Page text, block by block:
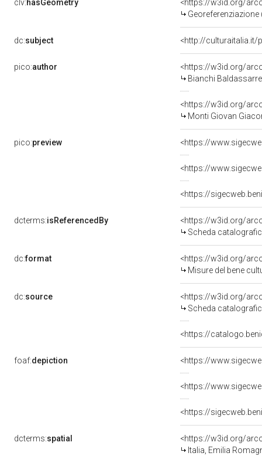
clv:hasGeometry
<https://w3id.org/
dc:subject <http://culturaitalia.it/
pico:author
<https://w3id.org/
Bianchi
<https://w3id.org/
Monti Giovan
pico:preview <https://
<https://
<https://
dcterms:isReferencedBy
<https://w3id.org/
Scheda
dc:format
<https://w3id.org/
Misure del bene
dc:source
<https://w3id.org/
Scheda
<https://
foaf:depiction <https://
<https://
<https://
dcterms:spatial
<https://w3id.org/
Italia, Emilia